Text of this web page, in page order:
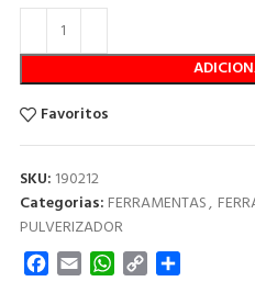
Favoritos
SKU: 190212
Categorias: FERRAMENTAS,
PULVERIZADOR
Facebook
EmailWhatsApp
CopyShare